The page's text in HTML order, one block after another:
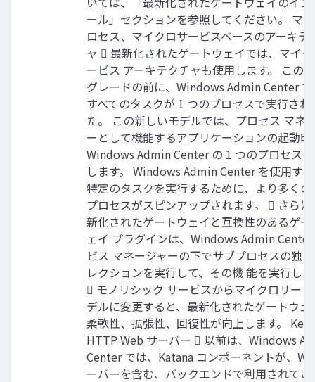
ール」セクションを参照してください。 マ
ロセス、マイクロサービスベースのアーキテ
ャ  最新化されたゲートウェイでは、マイ
ービス アーキテクチャも使用します。 この
グレードの前に、Windows Admin Center
すべてのタスクが 1 つのプロセスで実行され
た。 この新しいモデルでは、プロセス マネ
ーとして機能するアプリケーションの起動時
Windows Admin Center の 1 つのプロセス
します。 Windows Admin Center を使用す
特定のタスクを実行するために、より多くの
プロセスがスピンアップされます。  さらに
新化されたゲートウェイと互換性のあるゲー
ェイ プラグインは、Windows Admin
ビス マネージャーの下でサブプロセスの独
レクションを実行して、その機 能を実行し
 モノリシック サービスからマイクロサー
デルに変更すると、最新化されたゲートウェ
柔軟性、拡張性、回復性が向上します。
HTTP Web サーバー  以前は、Windows
Center では、Katana コンポーネントが、
ーバーを含む、バックエンドで利用されてい